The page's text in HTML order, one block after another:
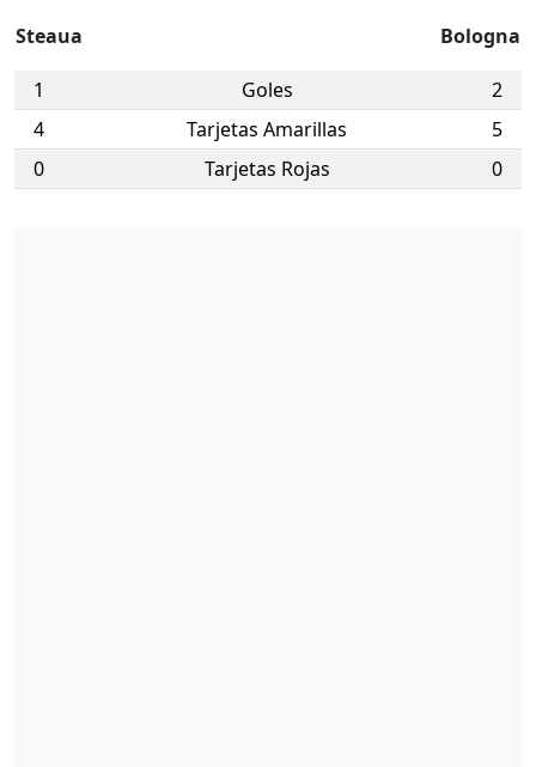
Steaua Bologna
1 Goles
2
4
Tarjetas Amarillas
5
0
Tarjetas Rojas 0